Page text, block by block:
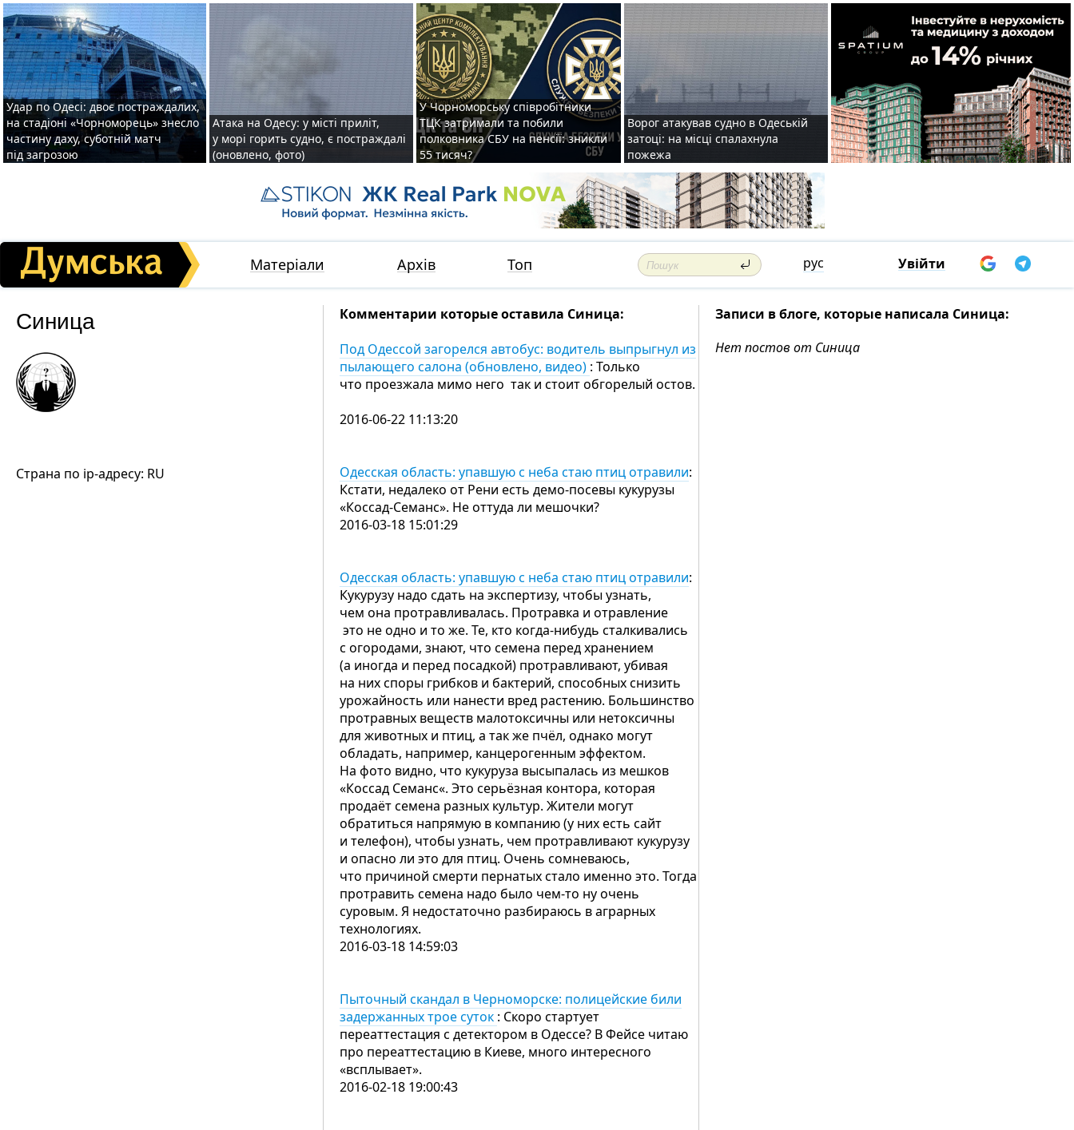
Удар по Одесі: двоє постраждалих,
на стадіоні «Чорноморець» знесло
частину даху, суботній матч
під загрозою
Атака на Одесу: у місті приліт,
у морі горить судно, є постраждалі
(оновлено, фото)
У Чорноморську співробітники
ТЦК затримали та побили
полковника СБУ на пенсії: зникли
55 тисяч?
Ворог атакував судно в Одеській
затоці: на місці спалахнула
пожежа
Матеріали Архів Топ рус Увійти
Синица
Страна по ip-адресу: RU
Комментарии которые оставила Синица:
Под Одессой загорелся автобус: водитель выпрыгнул из
пылающего салона (обновлено, видео) : Только
что проезжала мимо него так и стоит обгорелый остов.
2016-06-22 11:13:20
Одесская область: упавшую с неба стаю птиц отравили:
Кстати, недалеко от Рени есть демо-посевы кукурузы
«Коссад-Семанс». Не оттуда ли мешочки?
2016-03-18 15:01:29
Одесская область: упавшую с неба стаю птиц отравили:
Кукурузу надо сдать на экспертизу, чтобы узнать,
чем она протравливалась. Протравка и отравление
это не одно и то же. Те, кто когда-нибудь сталкивались
с огородами, знают, что семена перед хранением
(а иногда и перед посадкой) протравливают, убивая
на них споры грибков и бактерий, способных снизить
урожайность или нанести вред растению. Большинство
протравных веществ малотоксичны или нетоксичны
для животных и птиц, а так же пчёл, однако могут
обладать, например, канцерогенным эффектом.
На фото видно, что кукуруза высыпалась из мешков
«Коссад Семанс«. Это серьёзная контора, которая
продаёт семена разных культур. Жители могут
обратиться напрямую в компанию (у них есть сайт
и телефон), чтобы узнать, чем протравливают кукурузу
и опасно ли это для птиц. Очень сомневаюсь,
что причиной смерти пернатых стало именно это. Тогда
протравить семена надо было чем-то ну очень
суровым. Я недостаточно разбираюсь в аграрных
технологиях.
2016-03-18 14:59:03
Пыточный скандал в Черноморске: полицейские били
задержанных трое суток : Скоро стартует
переаттестация с детектором в Одессе? В Фейсе читаю
про переаттестацию в Киеве, много интересного
«всплывает».
2016-02-18 19:00:43
Записи в блоге, которые написала Синица:
Нет постов от Синица